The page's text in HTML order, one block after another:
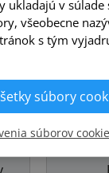
ukladajú v súlade
všeobecne
s tým
súbory
súborov cookie